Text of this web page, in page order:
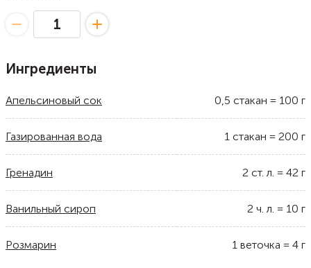
Ингредиенты
Апельсиновый сок 0,5 стакан = 100 г
Газированная вода 1 стакан = 200 г
Гренадин 2 ст. л. = 42 г
Ванильный сироп 2 ч. л. = 10 г
Розмарин 1 веточка = 4 г